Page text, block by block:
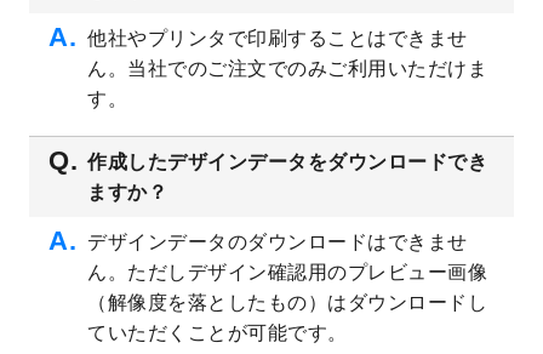
を公開いたしました。
2023/5/9
書類カバー（見積書表紙）のデザインテン
追加しました。
2023/4/20
2023/4/18
セミナー・講演会のチラシデザインテンプ
レートを追加しました。
2023/4/18
スポーツジム・フィットネスクラブのチラ
シデザインテンプレート
他社やプリンタで印刷することはできませ
ん。当社でのご注文でのみご利用いただけま
す。
作成したデザインデータをダウンロードでき
ますか？
デザインデータのダウンロードはできませ
ん。ただしデザイン確認用のプレビュー画像
（解像度を落としたもの）はダウンロードし
ていただくことが可能です。